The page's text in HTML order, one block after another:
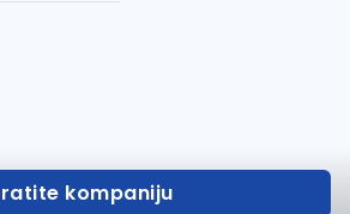
kompaniju